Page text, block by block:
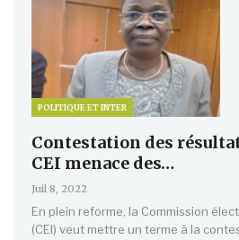
POLITIQUE ET INTER
Contestation des
CEI menace des…
Juil 8, 2022
En plein reforme, la Commission
(CEI) veut mettre un terme à la